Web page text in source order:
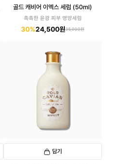
골드 캐비어 이엑스 세럼 (50ml)
촉촉한 윤광 피부 영양세럼
30%24,500원35,000원
담기